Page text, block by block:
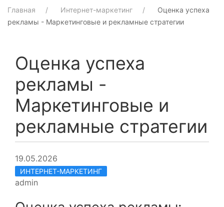
Главная Интернет-маркетинг
Оценка успеха
рекламы - Маркетинговые и рекламные стратегии
Оценка успеха
рекламы -
Маркетинговые и
рекламные стратегии
19.05.2026
ИНТЕРНЕТ-МАРКЕТИНГ
admin